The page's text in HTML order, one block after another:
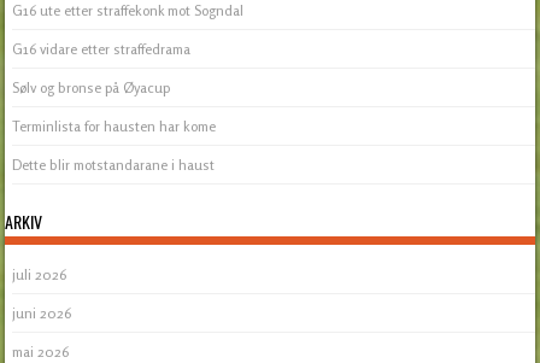
G16 ute etter straffekonk mot Sogndal
G16 vidare etter straffedrama
Sølv og bronse på Øyacup
Terminlista for hausten har kome
Dette blir motstandarane i haust
ARKIV
juli 2026
juni 2026
mai 2026